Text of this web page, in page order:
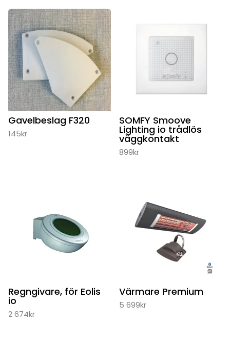
Gavelbeslag F320
145kr
SOMFY Smoove
Lighting io trådlös
väggkontakt
899kr
Regngivare, för Eolis
io
2 674kr
Värmare Premium
5 699kr